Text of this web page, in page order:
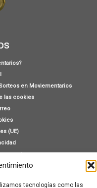
tecnologías como las
en Moviementarios
las cookies
(UE)
nosotros